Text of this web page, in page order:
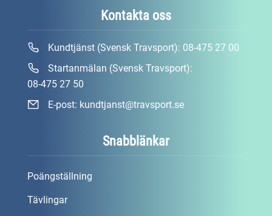
Snabblänkar
Poängställning
Tävlingar
Kontakta oss
Kundtjänst (Svensk Travsport): 08-475 27 00
Startanmälan (Svensk Travsport):
08-475 27 50
E-post: kundtjanst@travsport.se